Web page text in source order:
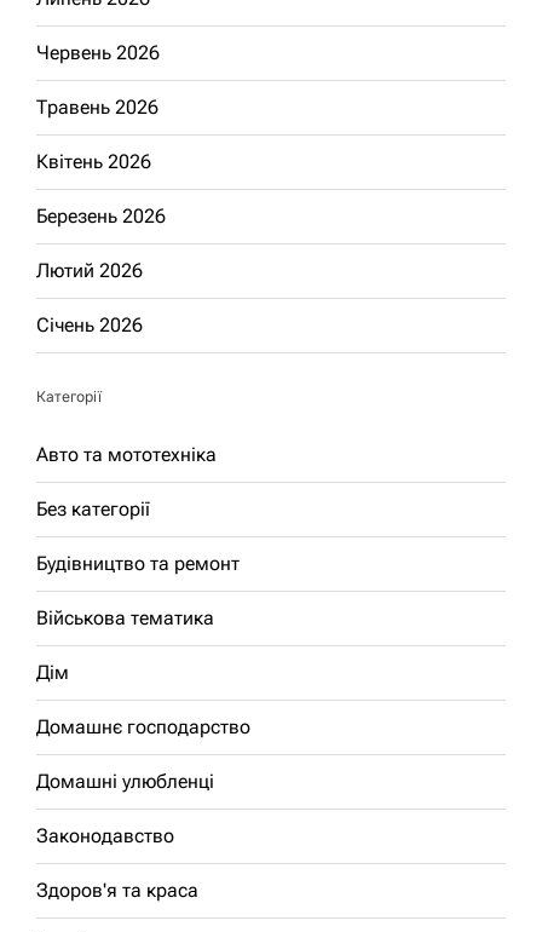
Червень 2026
Травень 2026
Квітень 2026
Березень 2026
Лютий 2026
Січень 2026
Категорії
Авто та мототехніка
Без категорії
Будівництво та ремонт
Військова тематика
Дім
Домашнє господарство
Домашні улюбленці
Законодавство
Здоров'я та краса